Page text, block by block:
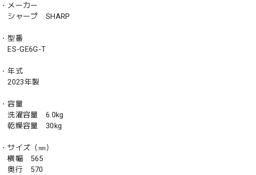
・メーカー
シャープ SHARP
・型番
ES-GE6G-T
・年式
2023年製
・容量
洗濯容量 6.0kg
乾燥容量 30kg
・サイズ（㎜）
横幅 565
奥行 570